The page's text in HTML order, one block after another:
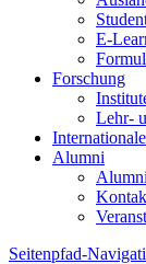
E-
Forschung
Lehr-
Alumni
Seitenpfad-